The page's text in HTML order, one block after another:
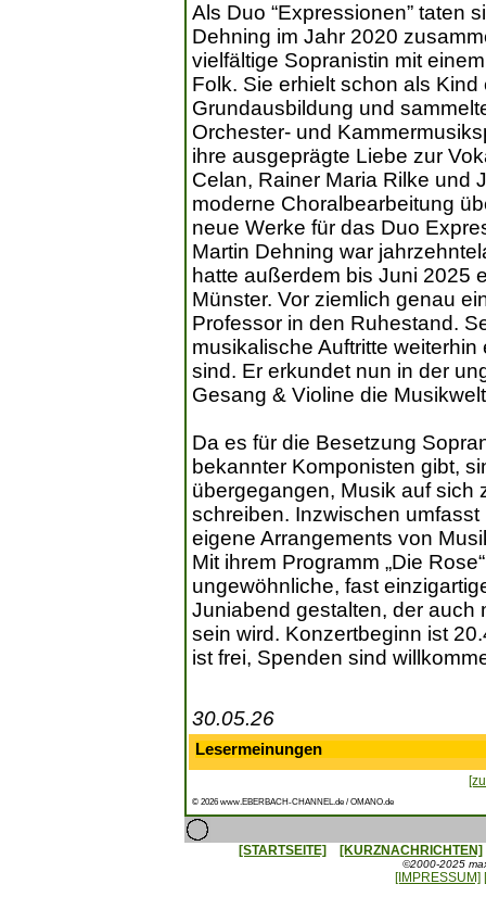
Als Duo “Expressionen” taten
Dehning im Jahr 2020
vielfältige Sopranistin mit
Folk. Sie erhielt schon als
Grundausbildung und
Orchester- und
ihre ausgeprägte Liebe zur
Celan, Rainer Maria Rilke und
moderne Choralbearbeitung
neue Werke für das Duo
Martin Dehning war
hatte außerdem bis Juni 2025
Münster. Vor ziemlich genau
Professor in den Ruhestand.
musikalische Auftritte
sind. Er erkundet nun in der
Gesang & Violine die
Da es für die Besetzung
bekannter Komponisten gibt,
übergegangen, Musik auf
schreiben. Inzwischen
eigene Arrangements von
Mit ihrem Programm „Die
ungewöhnliche, fast
Juniabend gestalten, der auch
sein wird. Konzertbeginn ist
ist frei, Spenden sind
30.05.26
Lesermeinungen
© 2026 www.EBERBACH-CHANNEL.de / OMANO.de
[STARTSEITE] [KURZNACHRICHTEN]
©2000-2025
[IMPRESSUM]